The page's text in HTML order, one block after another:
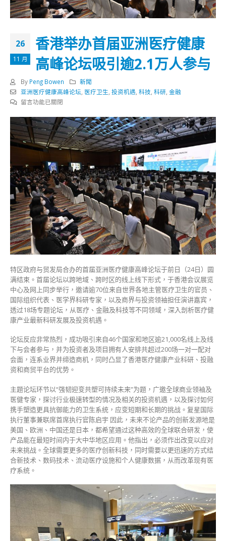
26
11 月
香港举办首届亚洲医疗健康
高峰论坛吸引逾2.1万人参与
By Peng Bowen
新聞
亚洲医疗健康高峰论坛, 医疗卫生, 投资机遇, 科技, 科研, 金融
在
港
举
办
亚
洲
医
疗
健
康
高
峰
论
吸
引
逾
2.1
万
人
与〉
中
留言功能已關閉
特区政府与贸发局合办的首届亚洲医疗健康高峰论坛于前日（24日）圆
满结束。首届论坛以跨地域、跨时区的线上线下形式，于香港会议展览
中心及网上同步举行，邀请逾70位来自世界各地主管医疗卫生的官员、
国际组织代表、医学界科研专家，以及商界与投资领袖担任演讲嘉宾，
透过18场专题论坛，从医疗、金融及科技等不同领域，深入剖析医疗健
康产业最新科研发展及投资机遇。
论坛反应非常热烈，成功吸引来自46个国家和地区逾21,000名线上及线
下与会者参与，并为投资者及项目拥有人安排共超过200场一对一配对
会面，连系业界并缔造商机，同时凸显了香港医疗健康产业科研、投融
资和商贸平台的优势。
主题论坛环节以“强韧迎变共塑可持续未来”为题，广邀全球商业领袖及
医健专家，探讨行业极速转型的情况及相关的投资机遇，以及探讨如何
携手塑造更具抗御能力的卫生系统，应变短期和长期的挑战。复星国际
执行董事兼联席首席执行官陈启宇 因此，未来不论产品的创新发源地是
美国、欧洲、中国还是日本，都希望通过这种高效的全球联合研发，使
产品能在最短时间内于大中华地区应用。他指出，必须作出改变以应对
未来挑战。全球需要更多的医疗创新科技，同时需要以更迅速的方式结
合新技术、数码技术、流动医疗设施和个人健康数据，从而改革现有医
疗系统。